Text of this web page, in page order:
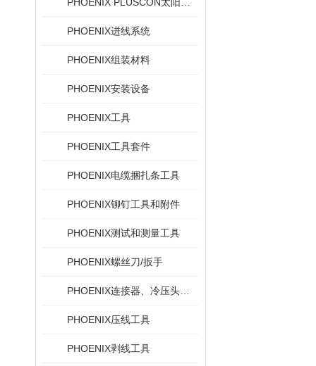
PHOENIX进线系统
PHOENIX组装材料
PHOENIX安装设备
PHOENIX工具
PHOENIX工具套件
PHOENIX电缆捆扎条工具
PHOENIX铆钉工具和附件
PHOENIX测试和测量工具
PHOENIX螺丝刀/扳手
PHOENIX压线工具
PHOENIX剥线工具